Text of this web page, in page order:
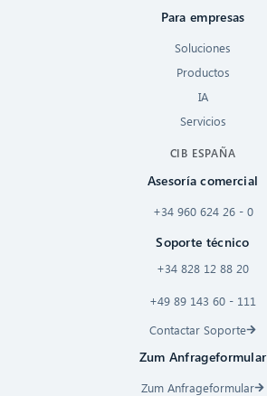
Para empresas
Soluciones
Productos
IA
Servicios
CIB ESPAÑA
Asesoría comercial
+34 960 624 26 - 0
Soporte técnico
+34 828 12 88 20
+49 89 143 60 - 111
Contactar Soporte
Zum Anfrageformular
Zum Anfrageformular